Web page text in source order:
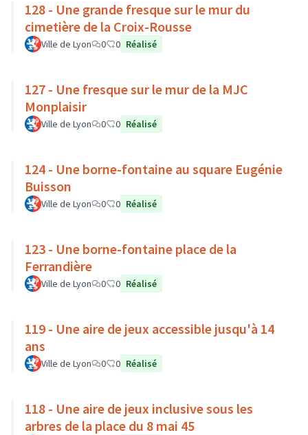
128 - Une grande fresque sur le mur du
cimetière de la Croix-Rousse
Ville de Lyon 0 0 Réalisé
127 - Une fresque sur le mur de la MJC
Monplaisir
Ville de Lyon 0 0 Réalisé
124 - Une borne-fontaine au square Eugénie
Buisson
Ville de Lyon 0 0 Réalisé
123 - Une borne-fontaine place de la
Ferrandière
Ville de Lyon 0 0 Réalisé
119 - Une aire de jeux accessible jusqu'à 14
ans
Ville de Lyon 0 0 Réalisé
118 - Une aire de jeux inclusive sous les
arbres de la place du 8 mai 45